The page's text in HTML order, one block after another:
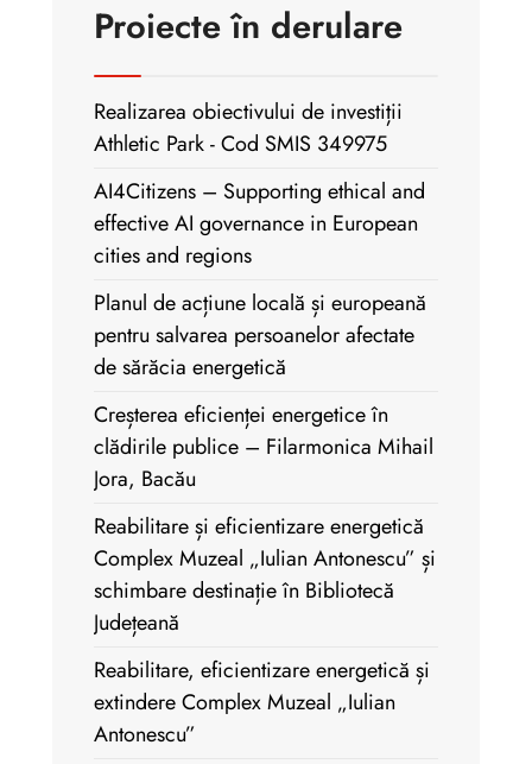
Proiecte în derulare
Realizarea obiectivului de investiții
Athletic Park - Cod SMIS 349975
AI4Citizens – Supporting ethical and
effective AI governance in European
cities and regions
Planul de acțiune locală și europeană
pentru salvarea persoanelor afectate
de sărăcia energetică
Creșterea eficienței energetice în
clădirile publice – Filarmonica Mihail
Jora, Bacău
Reabilitare și eficientizare energetică
Complex Muzeal „Iulian Antonescu” și
schimbare destinație în Bibliotecă
Județeană
Reabilitare, eficientizare energetică și
extindere Complex Muzeal „Iulian
Antonescu”